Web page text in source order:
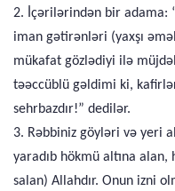
2. İçərilərindən bir adama:
iman gətirənləri (yaxşı
mükafat gözlədiyi ilə
təəccüblü gəldimi ki,
sehrbazdır!” dedilər.
3. Rəbbiniz göyləri və yeri
yaradıb hökmü altına
salan) Allahdır. Onun izni